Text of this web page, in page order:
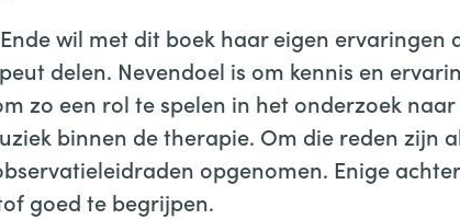
wil met dit boek haar eigen ervaringen
delen. Nevendoel is om kennis en
zo een rol te spelen in het onderzoek
binnen de therapie. Om die reden zijn
opgenomen. Enige
goed te begrijpen.